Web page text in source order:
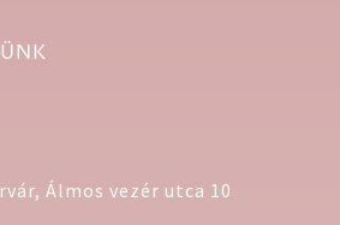
Álmos vezér utca 10